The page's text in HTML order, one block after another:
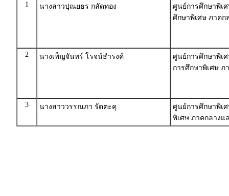
1
นางสาวปุณยธร กลัดทอง
ศูนย์การศึกษาพิเ
ศึกษาพิเศษ ภาคก
2 นางเพ็ญจันทร์ โรจน์ธำรงค์
ศูนย์การศึกษาพิเ
การศึกษาพิเศษ ภ
3 นางสาววรรณภา รัตตะคุ
ศูนย์การศึกษาพิเ
พิเศษ ภาคกลางแ